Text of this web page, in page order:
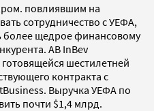
повлиявшим на
сотрудничество с УЕФА,
более щедрое финансовому
AB InBev
шестилетней
контракта с
Выручка УЕФА по
почти $1,4 млрд.